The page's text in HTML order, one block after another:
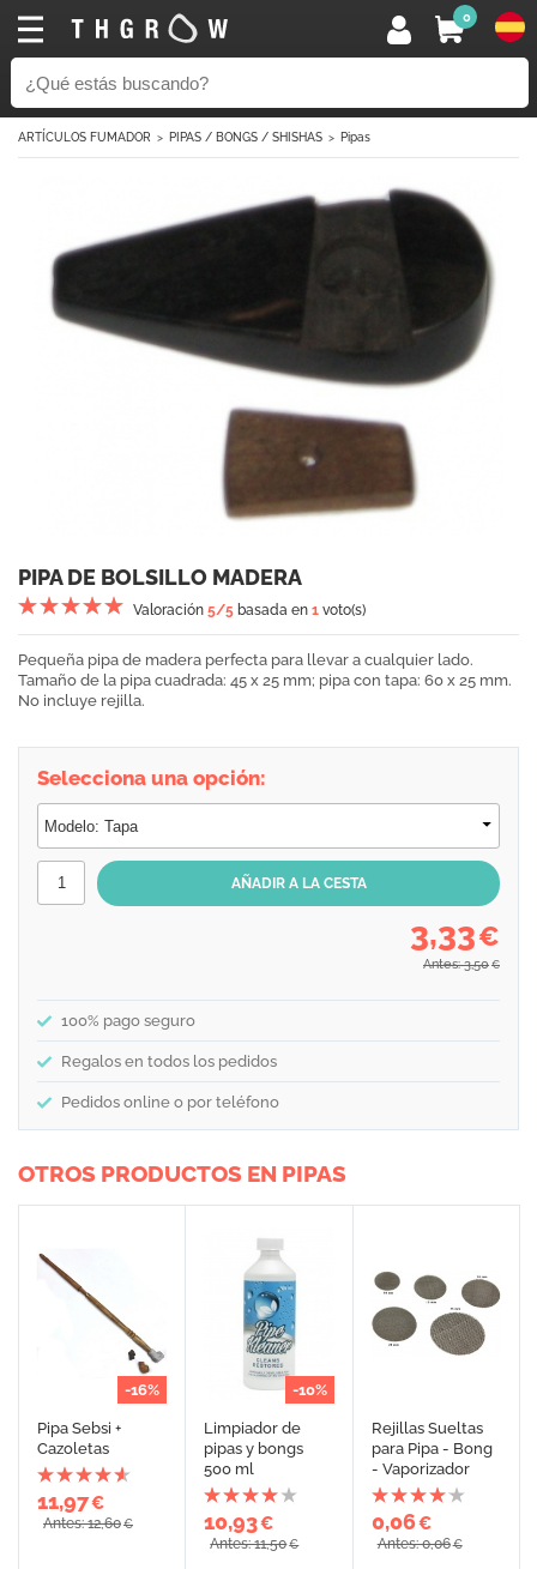
0
ARTÍCULOS FUMADOR PIPAS / BONGS / SHISHAS Pipas
PIPA DE BOLSILLO MADERA
Valoración 5/5 basada en 1 voto(s)
Pequeña pipa de madera perfecta para llevar a cualquier lado.
Tamaño de la pipa cuadrada: 45 x 25 mm; pipa con tapa: 60 x 25 mm.
No incluye rejilla.
Selecciona una opción:
3,33€
Antes: 3,50 €
100% pago seguro
Regalos en todos los pedidos
Pedidos online o por teléfono
OTROS PRODUCTOS EN PIPAS
-16%
Pipa Sebsi +
Cazoletas
11,97€
Antes: 12,60€
-10%
Limpiador de
pipas y bongs
500 ml
10,93€
Antes: 11,50€
Rejillas Sueltas
para Pipa - Bong
- Vaporizador
0,06€
Antes: 0,06€